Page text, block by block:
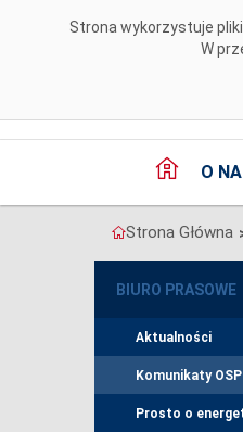
Strona wykorzystuje
W
O
Strona Główna
BIURO PRASOWE
Aktualności
Komunikaty OSP
Prosto o